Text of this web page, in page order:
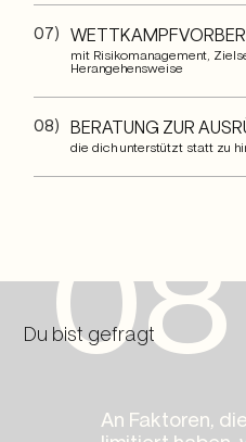
07)
mit Risikomanagement,
Herangehensweise
08) BERATUNG ZUR
die dich unterstützt statt zu
Du bist gefragt
08
An Faktoren,